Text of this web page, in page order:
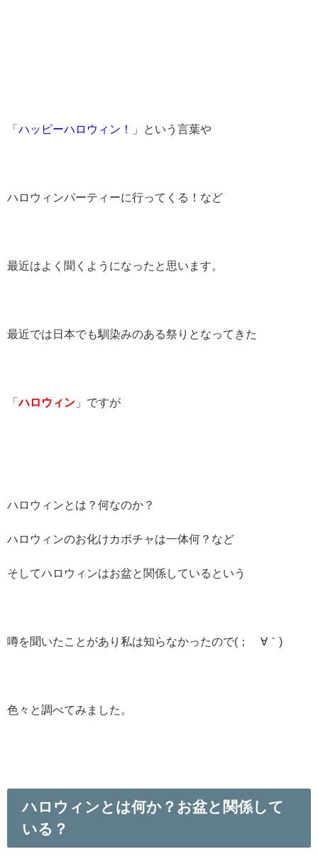
「ハッピーハロウィン！ 」という言葉や
ハロウィンパーティーに行ってくる！など
最近はよく聞くようになったと思います。
最近では日本でも馴染みのある祭りとなってきた
「ハロウィン 」ですが
ハロウィンとは？何なのか？
ハロウィンのお化けカボチャは一体何？など
そしてハロウィンはお盆と関係しているという
噂を聞いたことがあり私は知らなかったので(；´∀｀)
色々と調べてみました。
ハロウィンとは何か？お盆と関係して
いる？